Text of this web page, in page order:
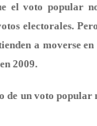
el voto popular
electorales.
a moverse
2009.
de un voto